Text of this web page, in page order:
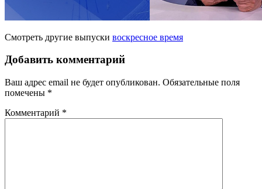
Смотреть другие выпуски воскресное время
Добавить комментарий
Ваш адрес email не будет опубликован. Обязательные поля
помечены *
Комментарий *